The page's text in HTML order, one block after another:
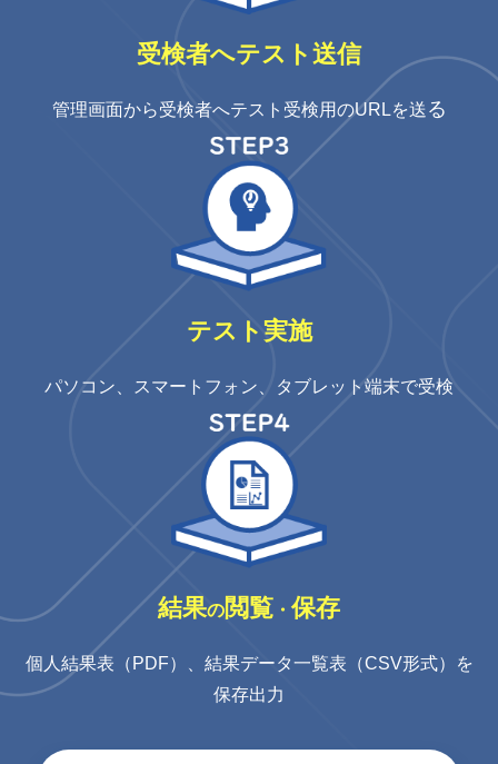
受検者へテスト送信
管理画面から受検者へテスト受検用のURLを送る
テスト 実施
パソコン、スマートフォン、タブレット端末で受検
結果の閲覧 ・ 保存
個人結果表（PDF）、結果データ一覧表（CSV形式）を
保存出力